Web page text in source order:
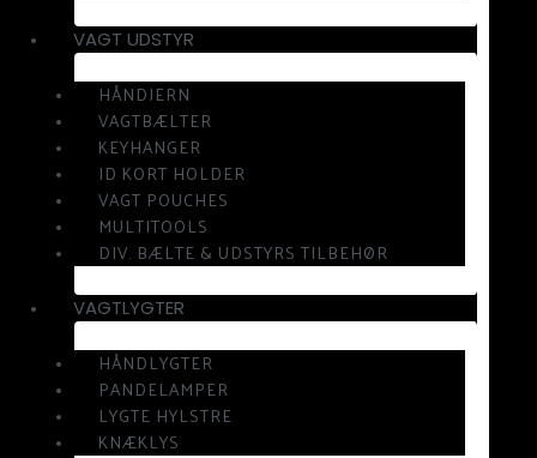
VAGT UDSTYR
HÅNDJERN
VAGTBÆLTER
KEYHANGER
ID KORT HOLDER
VAGT POUCHES
MULTITOOLS
DIV. BÆLTE & UDSTYRS TILBEHØR
VAGTLYGTER
HÅNDLYGTER
PANDELAMPER
LYGTE HYLSTRE
KNÆKLYS